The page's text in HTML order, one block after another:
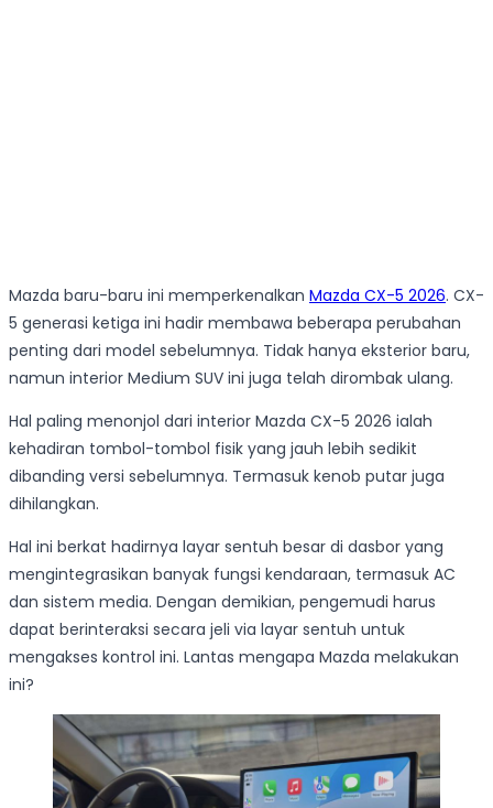
Mazda baru-baru ini memperkenalkan Mazda CX-5 2026. CX-
5 generasi ketiga ini hadir membawa beberapa perubahan
penting dari model sebelumnya. Tidak hanya eksterior baru,
namun interior Medium SUV ini juga telah dirombak ulang.
Hal paling menonjol dari interior Mazda CX-5 2026 ialah
kehadiran tombol-tombol fisik yang jauh lebih sedikit
dibanding versi sebelumnya. Termasuk kenob putar juga
dihilangkan.
Hal ini berkat hadirnya layar sentuh besar di dasbor yang
mengintegrasikan banyak fungsi kendaraan, termasuk AC
dan sistem media. Dengan demikian, pengemudi harus
dapat berinteraksi secara jeli via layar sentuh untuk
mengakses kontrol ini. Lantas mengapa Mazda melakukan
ini?